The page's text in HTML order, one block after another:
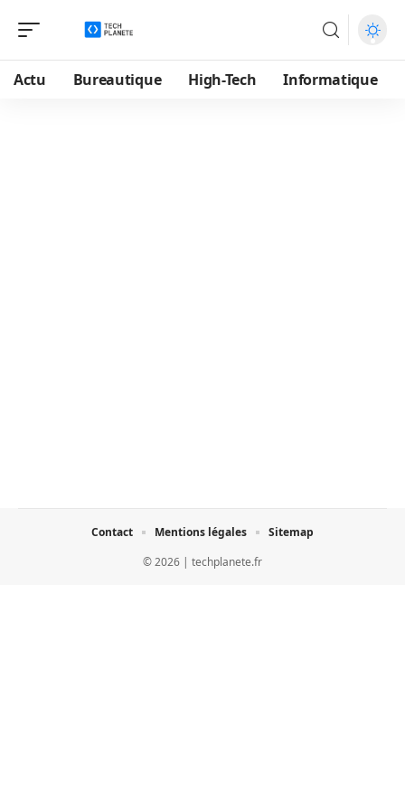
Actu Bureautique High-Tech Informatique
© 2026 | techplanete.fr
Contact Mentions légales Sitemap